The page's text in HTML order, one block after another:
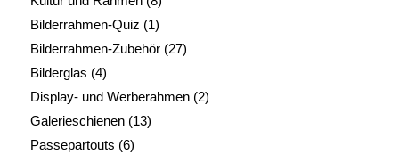
Bilderrahmen-Quiz (1)
Bilderrahmen-Zubehör(27)
Bilderglas (4)
Display- und Werberahmen(2)
Galerieschienen(13)
Passepartouts (6)